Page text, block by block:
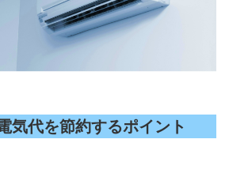
気代を節約するポイント